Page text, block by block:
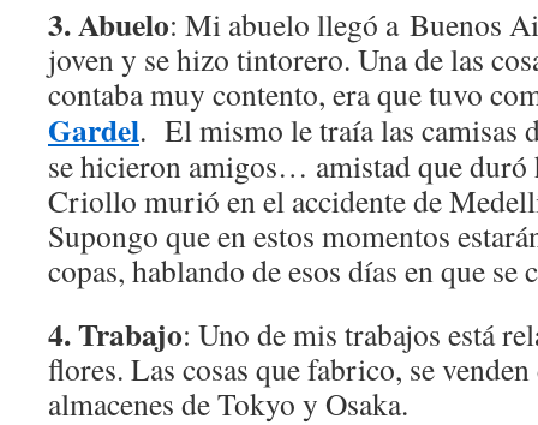
3. Abuelo: Mi abuelo llegó a Buenos
joven y se hizo tintorero. Una de las
contaba muy contento, era que tuvo
Gardel. El mismo le traía las camisas
se hicieron amigos… amistad que duró
Criollo murió en el accidente de
Supongo que en estos momentos
copas, hablando de esos días en que
4. Trabajo: Uno de mis trabajos está
flores. Las cosas que fabrico, se
almacenes de Tokyo y Osaka.